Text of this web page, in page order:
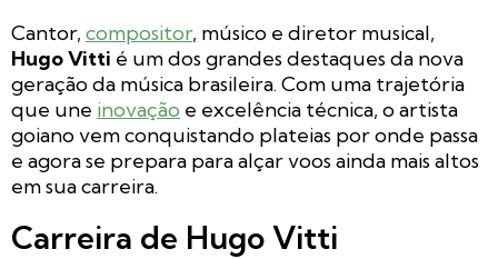
Cantor, compositor, músico e diretor musical,
Hugo Vitti é um dos grandes destaques da nova
geração da música brasileira. Com uma trajetória
que une inovação e excelência técnica, o artista
goiano vem conquistando plateias por onde passa
e agora se prepara para alçar voos ainda mais altos
em sua carreira.
Carreira de Hugo Vitti